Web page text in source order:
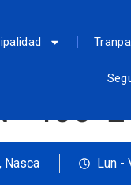
499-
Nasca Lun -